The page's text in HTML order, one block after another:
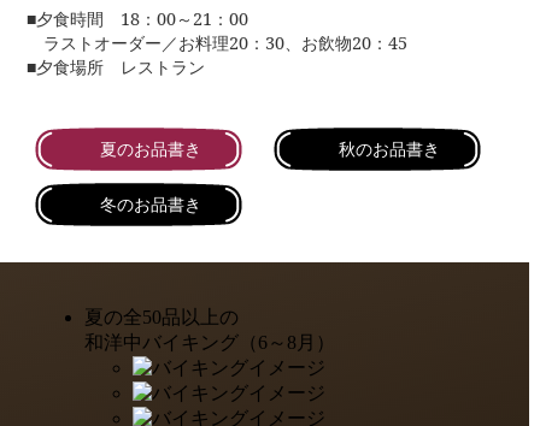
■夕食時間 18：00～21：00
ラストオーダー／お料理20：30、お飲物20：45
■夕食場所 レストラン
夏のお品書き 秋のお品書き
冬のお品書き